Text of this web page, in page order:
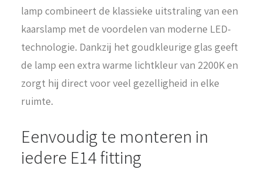
lamp combineert de klassieke uitstraling van een
kaarslamp met de voordelen van moderne LED-
technologie. Dankzij het goudkleurige glas geeft
de lamp een extra warme lichtkleur van 2200K en
zorgt hij direct voor veel gezelligheid in elke
ruimte.
Eenvoudig te monteren in
iedere E14 fitting